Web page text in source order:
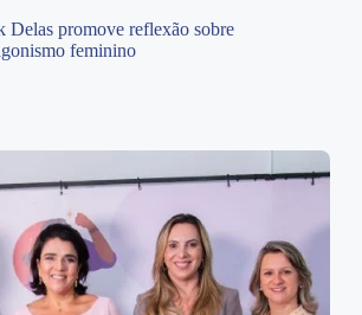
Delas promove reflexão sobre
feminino